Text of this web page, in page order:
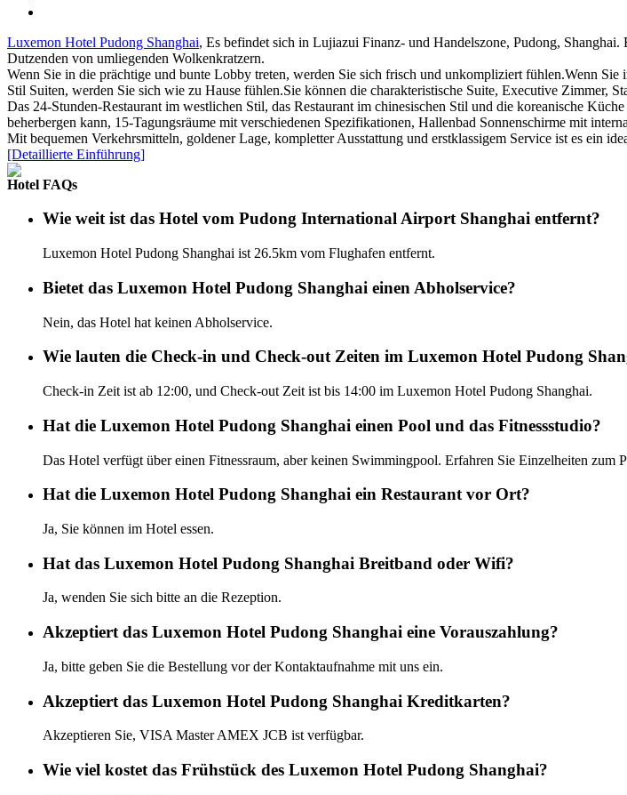
Luxemon Hotel Pudong Shanghai, Es befindet sich in Lujiazui Finanz- und Handelszone, Pudong,
Dutzenden von umliegenden Wolkenkratzern.
Wenn Sie in die prächtige und bunte Lobby treten, werden Sie sich frisch und unkompliziert fühlen.Wenn
Stil Suiten, werden Sie sich wie zu Hause fühlen.Sie können die charakteristische Suite, Executive Zimmer,
Das 24-Stunden-Restaurant im westlichen Stil, das Restaurant im chinesischen Stil und die koreanische
beherbergen kann, 15-Tagungsräume mit verschiedenen Spezifikationen, Hallenbad Sonnenschirme mit
Mit bequemen Verkehrsmitteln, goldener Lage, kompletter Ausstattung und erstklassigem Service ist es ein
[Detaillierte Einführung]
Hotel FAQs
Wie weit ist das Hotel vom Pudong International Airport Shanghai entfernt?
Luxemon Hotel Pudong Shanghai ist 26.5km vom Flughafen entfernt.
Bietet das Luxemon Hotel Pudong Shanghai einen Abholservice?
Nein, das Hotel hat keinen Abholservice.
Wie lauten die Check-in und Check-out Zeiten im Luxemon Hotel Pudong
Check-in Zeit ist ab 12:00, und Check-out Zeit ist bis 14:00 im Luxemon Hotel Pudong Shanghai.
Hat die Luxemon Hotel Pudong Shanghai einen Pool und das Fitnessstudio?
Das Hotel verfügt über einen Fitnessraum, aber keinen Swimmingpool. Erfahren Sie Einzelheiten zum
Hat die Luxemon Hotel Pudong Shanghai ein Restaurant vor Ort?
Ja, Sie können im Hotel essen.
Hat das Luxemon Hotel Pudong Shanghai Breitband oder Wifi?
Ja, wenden Sie sich bitte an die Rezeption.
Akzeptiert das Luxemon Hotel Pudong Shanghai eine Vorauszahlung?
Ja, bitte geben Sie die Bestellung vor der Kontaktaufnahme mit uns ein.
Akzeptiert das Luxemon Hotel Pudong Shanghai Kreditkarten?
Akzeptieren Sie, VISA Master AMEX JCB ist verfügbar.
Wie viel kostet das Frühstück des Luxemon Hotel Pudong Shanghai?